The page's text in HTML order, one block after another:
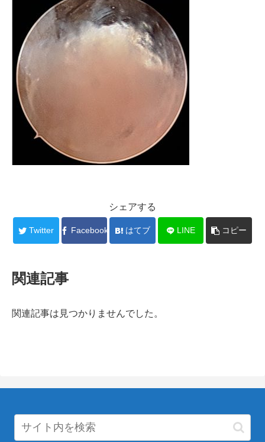
シェアする
Twitter Facebook はてブ LINE コピー
関連記事
関連記事は見つかりませんでした。